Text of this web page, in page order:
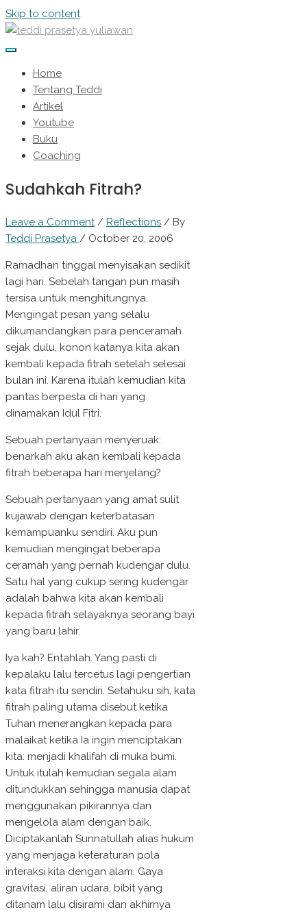
Skip to content
Home
Tentang Teddi
Artikel
Youtube
Buku
Coaching
Sudahkah Fitrah?
Leave a Comment / Reflections / By
Teddi Prasetya / October 20, 2006
Ramadhan tinggal menyisakan sedikit
lagi hari. Sebelah tangan pun masih
tersisa untuk menghitungnya.
Mengingat pesan yang selalu
dikumandangkan para penceramah
sejak dulu, konon katanya kita akan
kembali kepada fitrah setelah selesai
bulan ini. Karena itulah kemudian kita
pantas berpesta di hari yang
dinamakan Idul Fitri.
Sebuah pertanyaan menyeruak:
benarkah aku akan kembali kepada
fitrah beberapa hari menjelang?
Sebuah pertanyaan yang amat sulit
kujawab dengan keterbatasan
kemampuanku sendiri. Aku pun
kemudian mengingat beberapa
ceramah yang pernah kudengar dulu.
Satu hal yang cukup sering kudengar
adalah bahwa kita akan kembali
kepada fitrah selayaknya seorang bayi
yang baru lahir.
Iya kah? Entahlah. Yang pasti di
kepalaku lalu tercetus lagi pengertian
kata fitrah itu sendiri. Setahuku sih, kata
fitrah paling utama disebut ketika
Tuhan menerangkan kepada para
malaikat ketika Ia ingin menciptakan
kita: menjadi khalifah di muka bumi.
Untuk itulah kemudian segala alam
ditundukkan sehingga manusia dapat
menggunakan pikirannya dan
mengelola alam dengan baik.
Diciptakanlah Sunnatullah alias hukum
yang menjaga keteraturan pola
interaksi kita dengan alam. Gaya
gravitasi, aliran udara, bibit yang
ditanam lalu disirami dan akhirnya